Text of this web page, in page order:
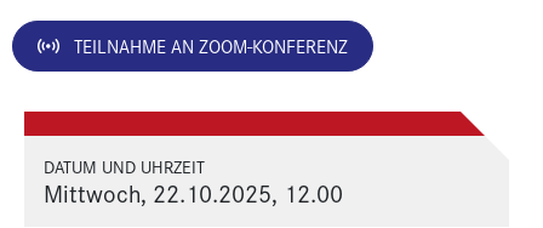
TEILNAHME AN ZOOM-KONFERENZ
DATUM UND UHRZEIT
Mittwoch, 22.10.2025, 12.00